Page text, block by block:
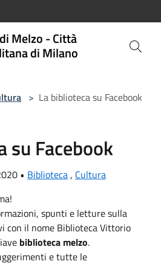
Melzo - Città
di Milano
> La biblioteca su Facebook
su Facebook
• Biblioteca, Cultura
spunti e letture sulla
con il nome Biblioteca Vittorio
biblioteca melzo.
e tutte le